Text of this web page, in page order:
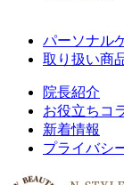
パーソナル
取り扱い商
院長紹介
お役立ちコ
新着情報
プライバシ